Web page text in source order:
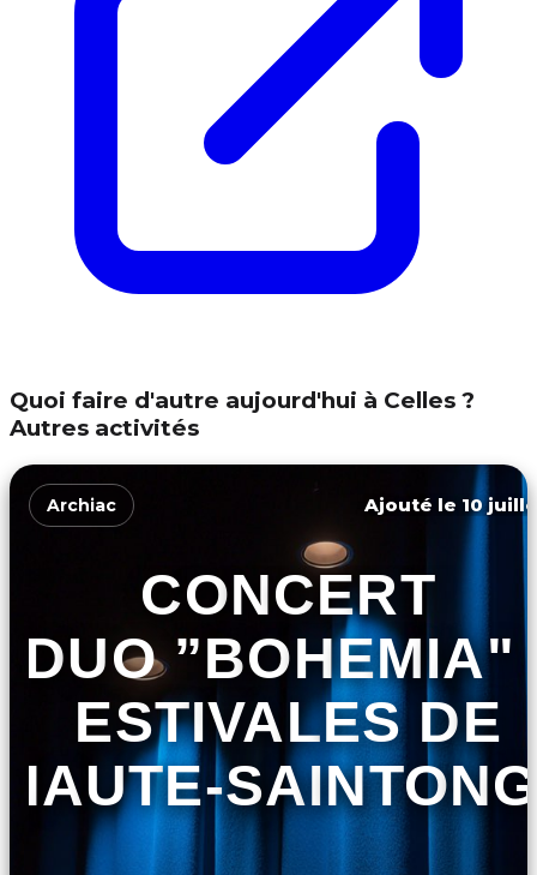
Quoi faire d'autre aujourd'hui à Celles ?
Autres activités
Archiac Ajouté le 10
CONCERT
DUO ”BOHEMIA"
ESTIVALES DE